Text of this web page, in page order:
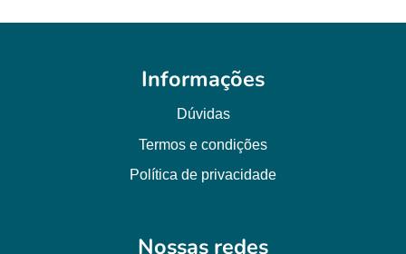
Informações
Dúvidas
Termos e condições
Política de privacidade
Nossas redes